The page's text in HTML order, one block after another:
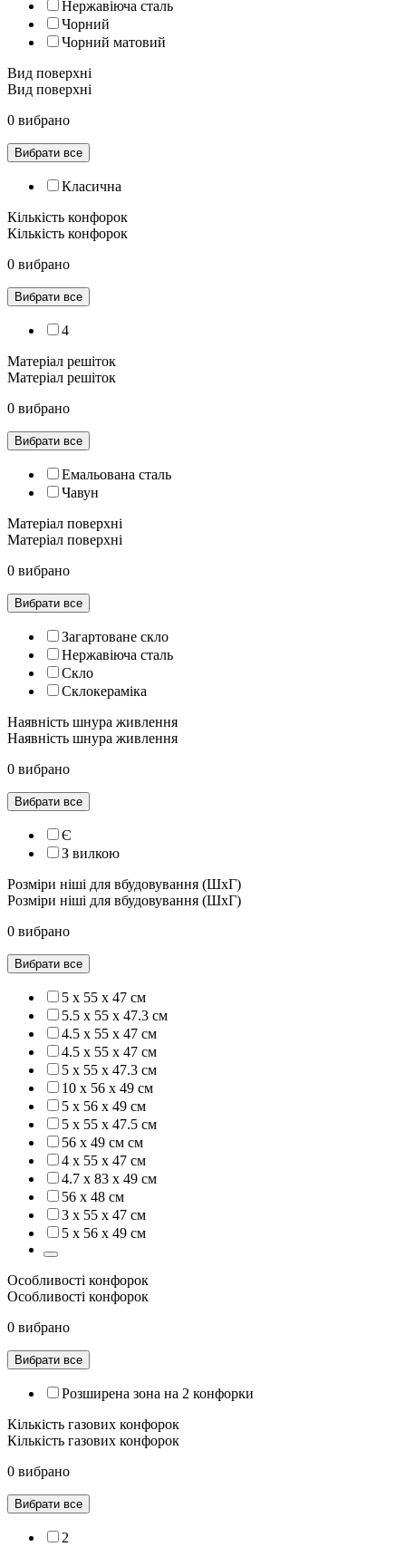
Нержавіюча сталь
Чорний
Чорний матовий
Вид поверхні
Вид поверхні
0 вибрано
Вибрати все
Класична
Кількість конфорок
Кількість конфорок
0 вибрано
Вибрати все
4
Матеріал решіток
Матеріал решіток
0 вибрано
Вибрати все
Емальована сталь
Чавун
Матеріал поверхні
Матеріал поверхні
0 вибрано
Вибрати все
Загартоване скло
Нержавіюча сталь
Скло
Склокераміка
Наявність шнура живлення
Наявність шнура живлення
0 вибрано
Вибрати все
Є
З вилкою
Розміри ніші для вбудовування (ШхГ)
Розміри ніші для вбудовування (ШхГ)
0 вибрано
Вибрати все
5 x 55 x 47 см
5.5 х 55 х 47.3 см
4.5 x 55 x 47 см
4.5 х 55 х 47 см
5 х 55 х 47.3 см
10 х 56 х 49 см
5 х 56 х 49 см
5 х 55 х 47.5 см
56 x 49 см см
4 х 55 х 47 см
4.7 х 83 х 49 см
56 x 48 см
3 х 55 х 47 см
5 x 56 x 49 см
Особливості конфорок
Особливості конфорок
0 вибрано
Вибрати все
Розширена зона на 2 конфорки
Кількість газових конфорок
Кількість газових конфорок
0 вибрано
Вибрати все
2